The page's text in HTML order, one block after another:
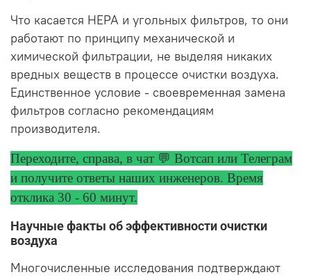
Что касается HEPA и угольных фильтров, то они
работают по принципу механической и
химической фильтрации, не выделяя никаких
вредных веществ в процессе очистки воздуха.
Единственное условие - своевременная замена
фильтров согласно рекомендациям
производителя.
Переходите, справа, в чат 💬 Вотсап или Телеграм
и получите ответы наших инженеров. Время
отклика 30 - 60 минут.
Научные факты об эффективности очистки
воздуха
Многочисленные исследования подтверждают